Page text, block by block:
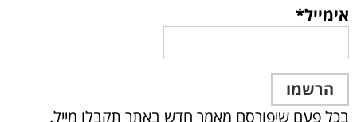
אימייל*
בכל פעם שיפורסם מאמר חדש באתר תקבלו מייל.